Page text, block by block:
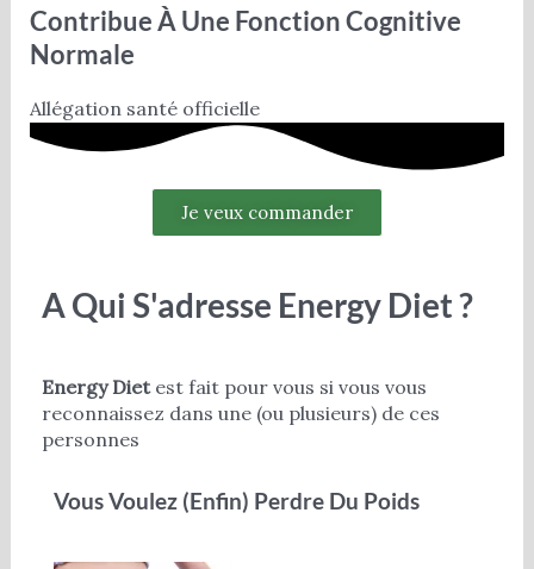
Contribue À Une Fonction Cognitive
Normale
Allégation santé officielle
Je veux commander
A Qui S'adresse Energy Diet ?
Energy Dietest fait pour vous si vous vous
reconnaissez dans une (ou plusieurs) de ces
personnes
Vous Voulez (enfin) Perdre Du Poids